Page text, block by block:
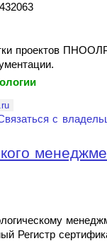
проектов
с
Регистр